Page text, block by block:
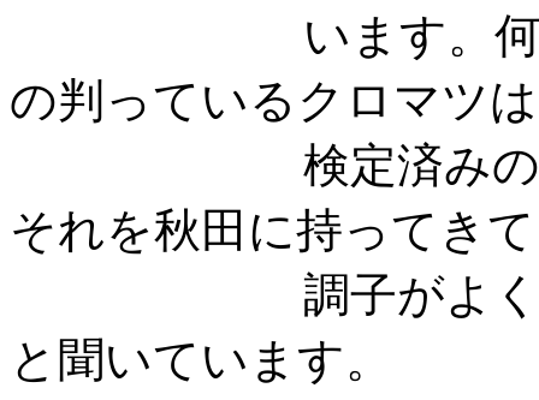
います。何度も
の判っているクロマツ
検定済みの苗木
それを秋田に持ってき
調子がよくない
と聞いてい